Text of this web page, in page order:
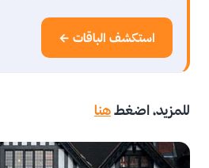
استكشف الباقات ←
للمزيد، اضغطهنا